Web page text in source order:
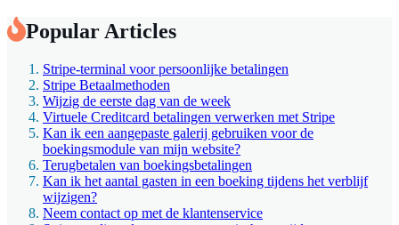
Popular Articles
Stripe-terminal voor persoonlijke betalingen
Stripe Betaalmethoden
Wijzig de eerste dag van de week
Virtuele Creditcard betalingen verwerken met Stripe
Kan ik een aangepaste galerij gebruiken voor de
boekingsmodule van mijn website?
Terugbetalen van boekingsbetalingen
Kan ik het aantal gasten in een boeking tijdens het verblijf
wijzigen?
Neem contact op met de klantenservice